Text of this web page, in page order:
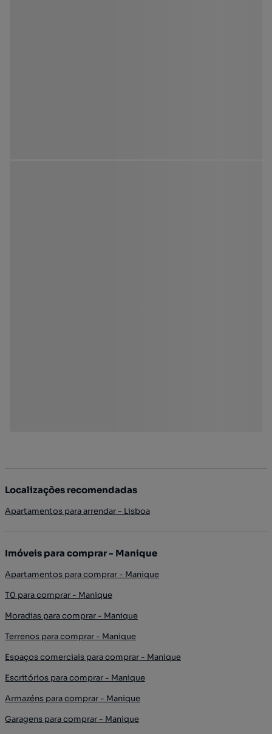
Localizações recomendadas
Apartamentos para arrendar - Lisboa
Imóveis para comprar - Manique
Apartamentos para comprar - Manique
T0 para comprar - Manique
Moradias para comprar - Manique
Terrenos para comprar - Manique
Espaços comerciais para comprar - Manique
Escritórios para comprar - Manique
Armazéns para comprar - Manique
Garagens para comprar - Manique